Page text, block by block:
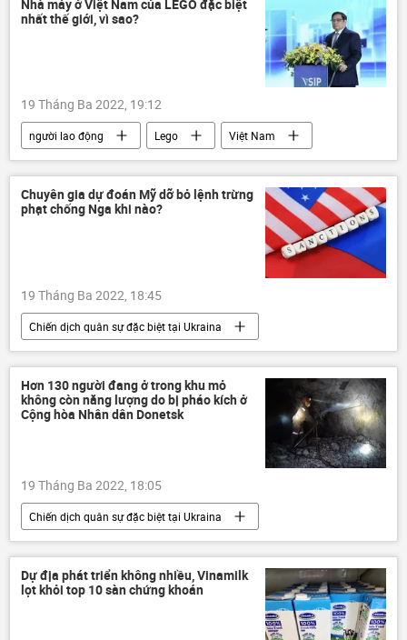
Vladimir Zelensky
Nhà máy ở Việt Nam của LEGO đặc biệt
nhất thế giới, vì sao?
19 Tháng Ba 2022, 19:12
người lao động Lego
Việt Nam
Kinh tế
Singapore
Phạm Minh Chính
Bình Dương
doanh nghiệp
đầu tư
Chuyên gia dự đoán Mỹ dỡ bỏ lệnh trừng
phạt chống Nga khi nào?
19 Tháng Ba 2022, 18:45
Chiến dịch quân sự đặc biệt tại Ukraina
trừng phạt
Hoa Kỳ
Nga
Ukraina
Thế giới
chuyên gia
Quan điểm-Ý kiến
Hơn 130 người đang ở trong khu mỏ
không còn năng lượng do bị pháo kích ở
Cộng hòa Nhân dân Donetsk
19 Tháng Ba 2022, 18:05
Chiến dịch quân sự đặc biệt tại Ukraina
DNR
Thế giới
Ukraina
Donbass
Quân đội Ukraina
xung đột
Dự địa phát triển không nhiều, Vinamilk
lọt khỏi top 10 sàn chứng khoán